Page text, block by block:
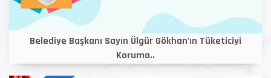
Belediye Başkanı Sayın Ülgür Gökhan'ın Tüketiciyi
Koruma..